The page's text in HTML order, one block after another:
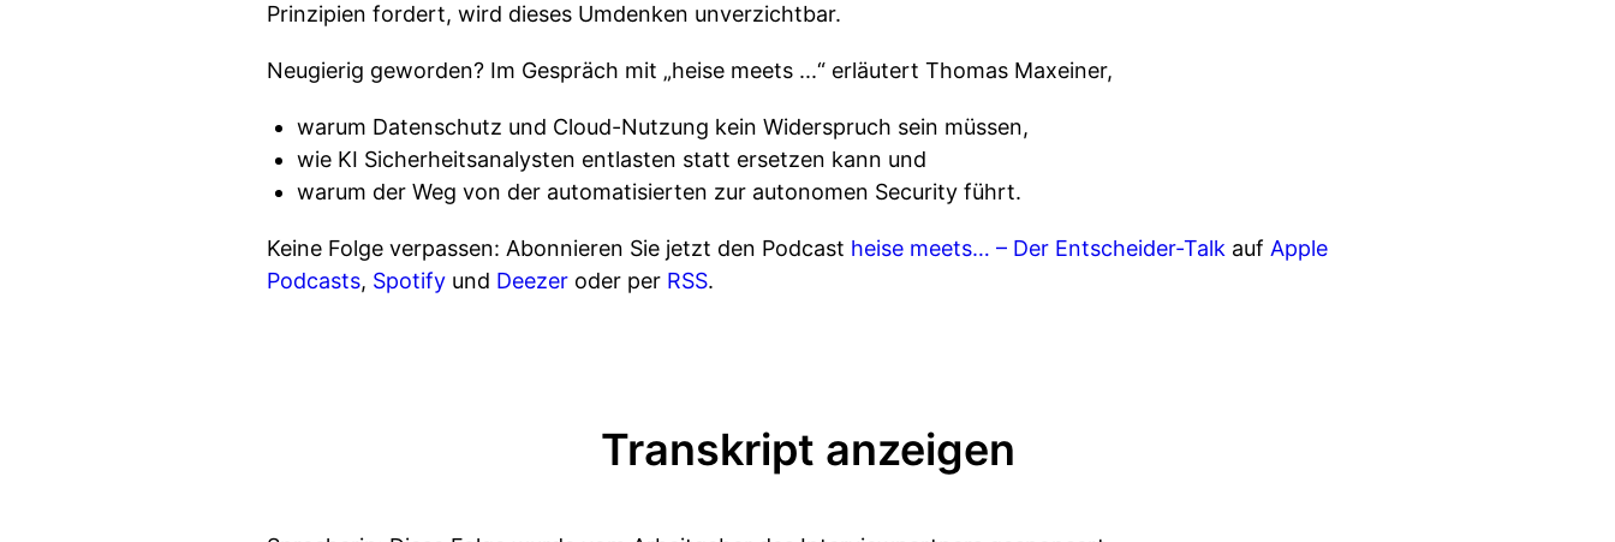
Prinzipien fordert, wird dieses Umdenken unverzichtbar.
Neugierig geworden? Im Gespräch mit „heise meets ...“ erläutert Thomas Maxeiner,
warum Datenschutz und Cloud-Nutzung kein Widerspruch sein müssen,
wie KI Sicherheitsanalysten entlasten statt ersetzen kann und
warum der Weg von der automatisierten zur autonomen Security führt.
Keine Folge verpassen: Abonnieren Sie jetzt den Podcast heise meets… – Der Entscheider-Talk auf Apple
Podcasts, Spotify und Deezer oder per RSS.
Transkript anzeigen